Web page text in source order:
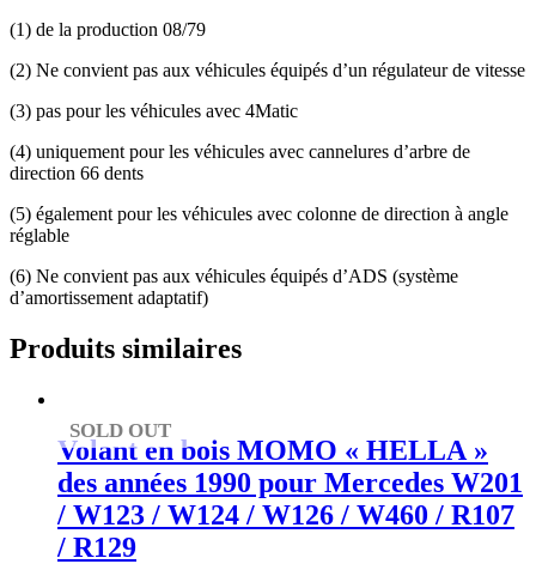
(1) de la production 08/79
(2) Ne convient pas aux véhicules équipés d’un régulateur de vitesse
(3) pas pour les véhicules avec 4Matic
(4) uniquement pour les véhicules avec cannelures d’arbre de
direction 66 dents
(5) également pour les véhicules avec colonne de direction à angle
réglable
(6) Ne convient pas aux véhicules équipés d’ADS (système
d’amortissement adaptatif)
Produits similaires
SOLD OUT
Volant en bois MOMO « HELLA »
des années 1990 pour Mercedes W201
/ W123 / W124 / W126 / W460 / R107
/ R129